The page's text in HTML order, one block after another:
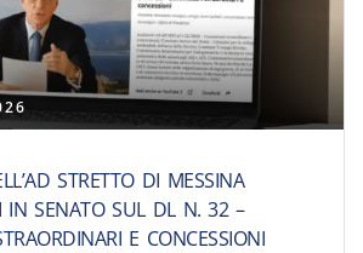
STRETTO DI MESSINA
IN SENATO SUL DL N. 32 –
E CONCESSIONI